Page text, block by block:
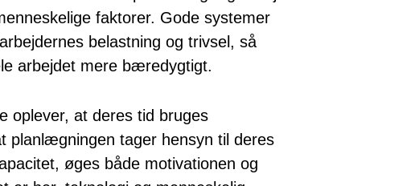
faktorer. Gode systemer
belastning og trivsel, så
arbejdet mere bæredygtigt.
oplever, at deres tid bruges
planlægningen tager hensyn til deres
øges både motivationen og